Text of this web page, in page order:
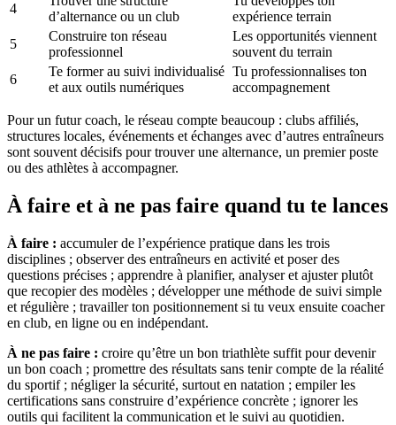
4
d’alternance ou un club
expérience terrain
5
Construire ton réseau
professionnel
Les opportunités viennent
souvent du terrain
6
Te former au suivi individualisé
et aux outils numériques
Tu professionnalises ton
accompagnement
Pour un futur coach, le réseau compte beaucoup : clubs affiliés,
structures locales, événements et échanges avec d’autres entraîneurs
sont souvent décisifs pour trouver une alternance, un premier poste
ou des athlètes à accompagner.
À faire et à ne pas faire quand tu te lances
À faire : accumuler de l’expérience pratique dans les trois
disciplines ; observer des entraîneurs en activité et poser des
questions précises ; apprendre à planifier, analyser et ajuster plutôt
que recopier des modèles ; développer une méthode de suivi simple
et régulière ; travailler ton positionnement si tu veux ensuite coacher
en club, en ligne ou en indépendant.
À ne pas faire : croire qu’être un bon triathlète suffit pour devenir
un bon coach ; promettre des résultats sans tenir compte de la réalité
du sportif ; négliger la sécurité, surtout en natation ; empiler les
certifications sans construire d’expérience concrète ; ignorer les
outils qui facilitent la communication et le suivi au quotidien.